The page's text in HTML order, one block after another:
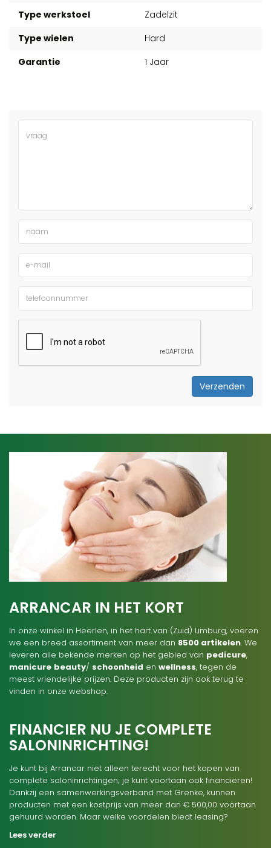
Type werkstoel
Zadelzit
Type wielen
Hard
Garantie
1 Jaar
Verzenden
ARRANCAR IN HET KORT
In onze winkel in Heerlen, in het hart van (Zuid) Limburg, voeren
we een breed assortiment van meer dan 8500 artikelen. We
leveren alle bekende merken op het gebied van pedicure,
manicure beauty/ schoonheid en wellness, tegen de
meest vriendelijke prijzen. Deze producten zijn ook terug te
vinden in onze webshop.
FINANCIER NU JE COMPLETE
SALONINRICHTING!
Je kunt bij Arrancar niet alleen terecht voor het kopen van
complete saloninrichtingen; je kunt voortaan ook financieren!
Dankzij een samenwerkingsverband met Grenke, kunnen
producten met een kostprijs van meer dan € 500,00 voortaan
gehuurd worden. Maar welke voordelen biedt leasing?
Lees verder